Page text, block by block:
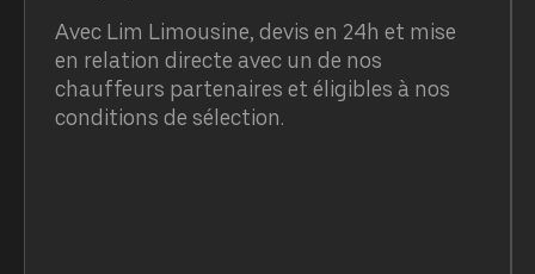
Avec Lim Limousine, devis en 24h et mise
en relation directe avec un de nos
chauffeurs partenaires et éligibles à nos
conditions de sélection.